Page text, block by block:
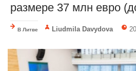
размере 37 млн евро
В Литве Liudmila Davydova